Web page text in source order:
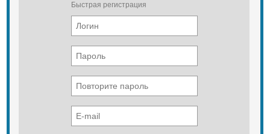
Быстрая регистрация